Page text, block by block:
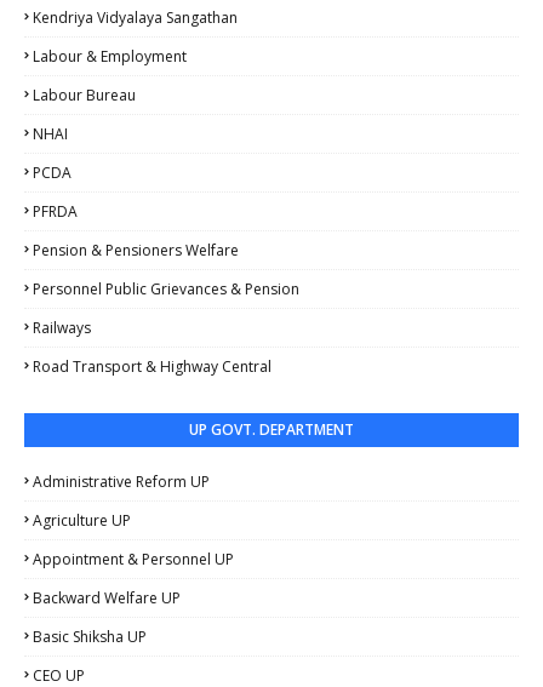
Kendriya Vidyalaya Sangathan
Labour & Employment
Labour Bureau
NHAI
PCDA
PFRDA
Pension & Pensioners Welfare
Personnel Public Grievances & Pension
Railways
Road Transport & Highway Central
UP GOVT. DEPARTMENT
Administrative Reform UP
Agriculture UP
Appointment & Personnel UP
Backward Welfare UP
Basic Shiksha UP
CEO UP